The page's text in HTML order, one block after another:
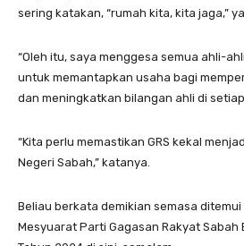
sering katakan, “rumah kita, kita jaga,”
“Oleh itu, saya menggesa semua ahli-
untuk memantapkan usaha bagi
dan meningkatkan bilangan ahli di
“Kita perlu memastikan GRS kekal
Negeri Sabah,” katanya.
Beliau berkata demikian semasa
Mesyuarat Parti Gagasan Rakyat Sabah